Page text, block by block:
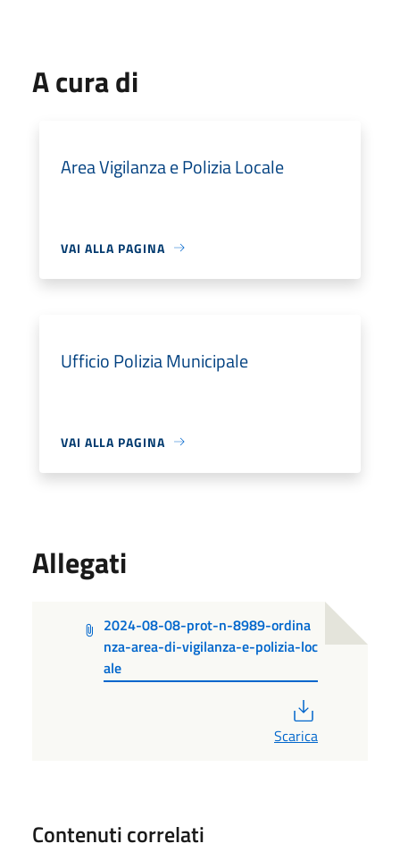
A cura di
Area Vigilanza e Polizia Locale
VAI ALLA PAGINA
Ufficio Polizia Municipale
VAI ALLA PAGINA
Allegati
2024-08-08-prot-n-8989-ordina
nza-area-di-vigilanza-e-polizia-loc
ale
Scarica
Contenuti correlati